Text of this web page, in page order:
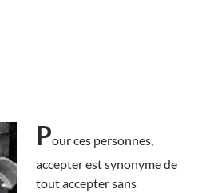
Pour ces personnes,
accepter est synonyme de
tout accepter sans